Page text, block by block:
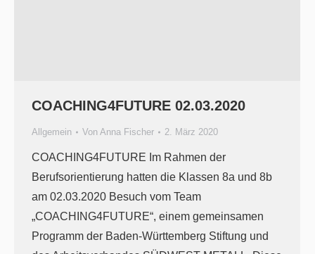
COACHING4FUTURE 02.03.2020
Allgemein Von Anna Fischer 2. März 2020
COACHING4FUTURE Im Rahmen der
Berufsorientierung hatten die Klassen 8a und 8b
am 02.03.2020 Besuch vom Team
„COACHING4FUTURE“, einem gemeinsamen
Programm der Baden-Württemberg Stiftung und